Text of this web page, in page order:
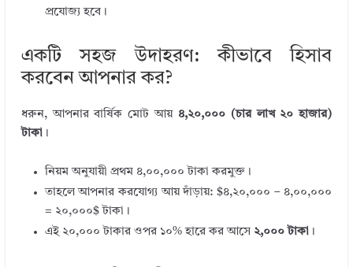
প্রযোজ্য হবে।
একটি সহজ উদাহরণ: কীভাবে হিসাব
করবেন আপনার কর?
ধরুন, আপনার বার্ষিক মোট আয় ৪,২০,০০০ (চার লাখ ২০ হাজার)
টাকা।
নিয়ম অনুযায়ী প্রথম ৪,০০,০০০ টাকা করমুক্ত।
তাহলে আপনার করযোগ্য আয় দাঁড়ায়: $৪,২০,০০০ – ৪,০০,০০০
= ২০,০০০$টাকা।
এই ২০,০০০ টাকার ওপর ১০% হারে কর আসে ২,০০০ টাকা।